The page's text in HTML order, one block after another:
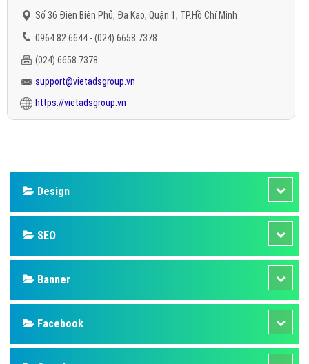
Số 36 Điện Biên Phủ, Đa Kao, Quận 1, TP.Hồ Chí Minh
0964 82 6644 - (024) 6658 7378
(024) 6658 7378
support@vietadsgroup.vn
https://vietadsgroup.vn